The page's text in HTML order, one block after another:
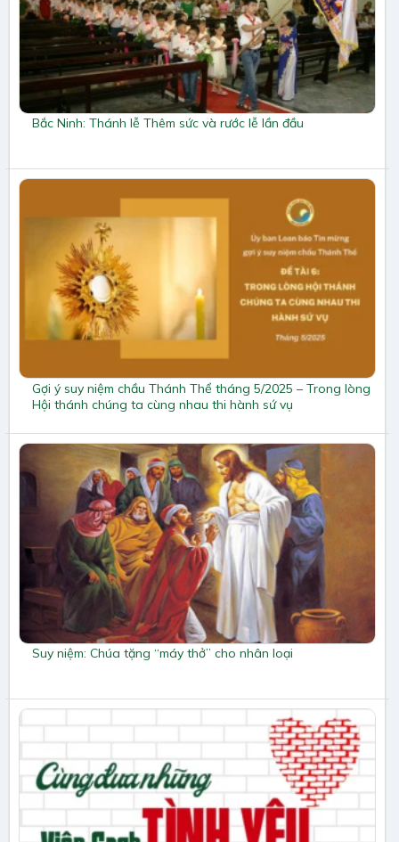
Bắc Ninh: Thánh lễ Thêm sức và rước lễ lần đầu
Gợi ý suy niệm chầu Thánh Thể tháng 5/2025 – Trong lòng
Hội thánh chúng ta cùng nhau thi hành sứ vụ
Suy niệm: Chúa tặng “máy thở” cho nhân loại